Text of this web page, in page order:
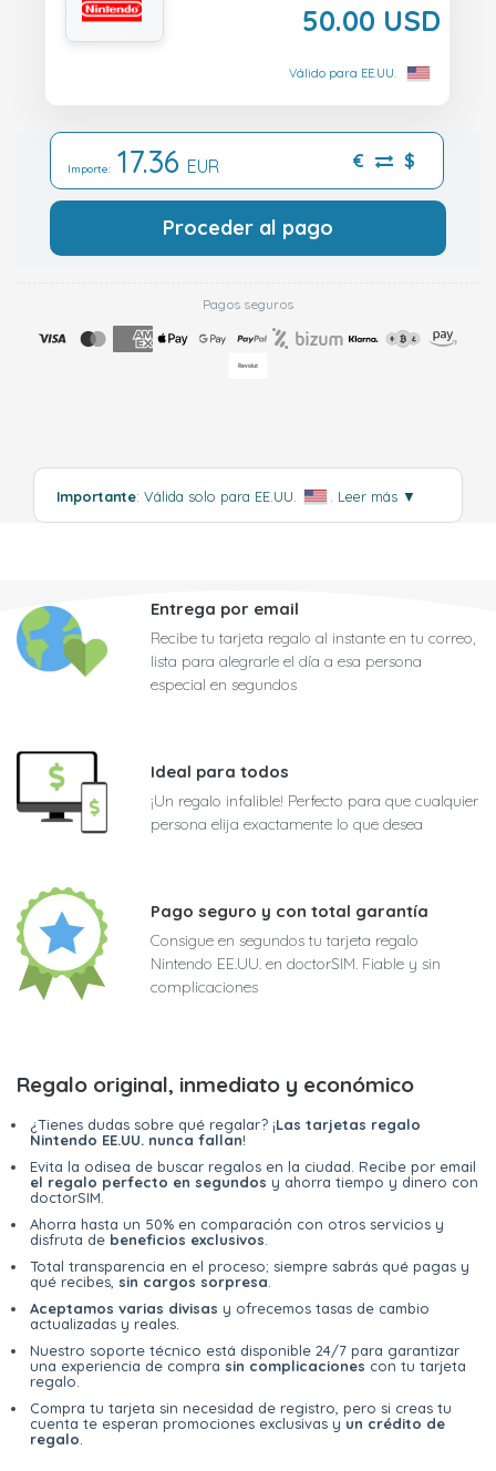
50.00 USD
Válido para EE.UU.
Importe: 17.36 EUR € $
Proceder al pago
Pagos seguros
Importante: Válida solo para EE.UU. Leer más ▼
Entrega por email
Recibe tu tarjeta regalo al instante en tu correo,
lista para alegrarle el día a esa persona
especial en segundos
Ideal para todos
¡Un regalo infalible! Perfecto para que cualquier
persona elija exactamente lo que desea
Pago seguro y con total garantía
Consigue en segundos tu tarjeta regalo
Nintendo EE.UU. en doctorSIM. Fiable y sin
complicaciones
Regalo original, inmediato y económico
¿Tienes dudas sobre qué regalar? ¡Las tarjetas regalo
Nintendo EE.UU. nunca fallan!
Evita la odisea de buscar regalos en la ciudad. Recibe por email
el regalo perfecto en segundos y ahorra tiempo y dinero con
doctorSIM.
Ahorra hasta un 50% en comparación con otros servicios y
disfruta de beneficios exclusivos
Total transparencia en el proceso; siempre sabrás qué pagas y
qué recibes, sin cargos sorpresa
Aceptamos varias divisas y ofrecemos tasas de cambio
actualizadas y reales.
Nuestro soporte técnico está disponible 24/7 para garantizar
una experiencia de compra sin complicaciones con tu tarjeta
regalo.
Compra tu tarjeta sin necesidad de registro, pero si creas tu
cuenta te esperan promociones exclusivas yun crédito de
regalo